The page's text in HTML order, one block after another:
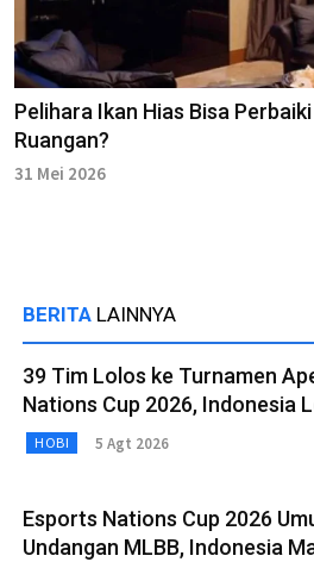
Pelihara Ikan Hias Bisa
Ruangan?
31 Mei 2026
BERITA LAINNYA
39 Tim Lolos ke Turnamen
Nations Cup 2026, Indonesia
HOBI 5 Agt 2026
Esports Nations Cup 2026
Undangan MLBB, Indonesia